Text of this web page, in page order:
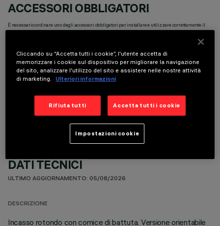
ACCESSORI OBBLIGATORI
È necessario ordinare uno degli accessori obbligatori per installare e utilizzare correttamente il
prodotto:
COMPONENTI OPZIONALI
DATI TECNICI
ULTIMO AGGIORNAMENTO: 05/08/2026
DESCRIZIONE
Incasso rotondo con cornice di battuta. Versione orientabile
Cliccando su “Accetta tutti i cookie”, l'utente accetta di
memorizzare i cookie sul dispositivo per migliorare la navigazione
del sito, analizzare l'utilizzo del sito e assistere nelle nostre attività
di marketing.
Ulteriori informazioni
Rifiuta tutti Accetta tutti i cookie
Impostazioni cookie